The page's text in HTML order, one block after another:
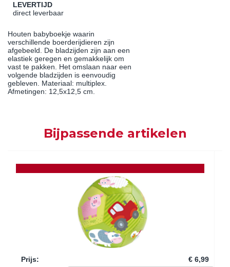
LEVERTIJD
direct leverbaar
Houten babyboekje waarin
verschillende boerderijdieren zijn
afgebeeld. De bladzijden zijn aan een
elastiek geregen en gemakkelijk om
vast te pakken. Het omslaan naar een
volgende bladzijden is eenvoudig
gebleven. Materiaal: multiplex.
Afmetingen: 12,5x12,5 cm.
Bijpassende artikelen
Prijs: € 6,99